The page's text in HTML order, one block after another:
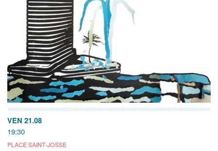
VEN 21.08
19:30
PLACE SAINT-JOSSE